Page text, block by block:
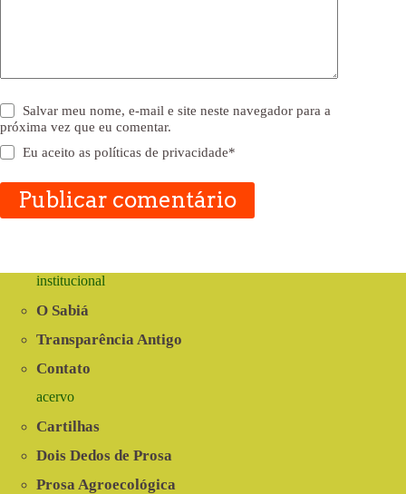
Salvar meu nome, e-mail e site neste navegador para a
próxima vez que eu comentar.
Eu aceito aspolíticas de privacidade*
Publicar comentário
institucional
O Sabiá
Transparência Antigo
Contato
acervo
Cartilhas
Dois Dedos de Prosa
Prosa Agroecológica